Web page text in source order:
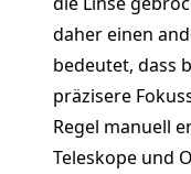
daher einen
bedeutet, dass
präzisere
Regel manuell
Teleskope und